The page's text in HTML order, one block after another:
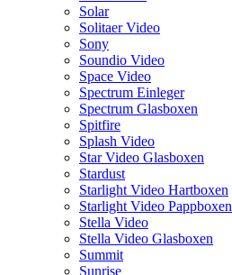
Solar
Solitaer Video
Sony
Soundio Video
Space Video
Spectrum Einleger
Spectrum Glasboxen
Spitfire
Splash Video
Star Video Glasboxen
Stardust
Starlight Video Hartboxen
Starlight Video Pappboxen
Stella Video
Stella Video Glasboxen
Summit
Sunrise